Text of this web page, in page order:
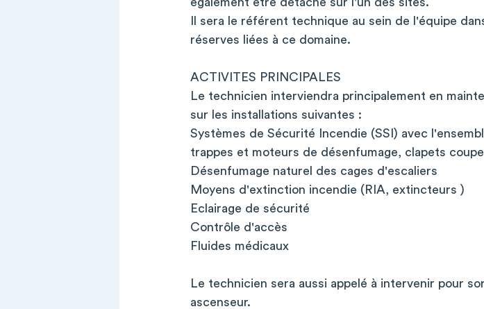
Il sera le référent technique au sein de l'équipe
réserves liées à ce domaine.
ACTIVITES PRINCIPALES
Le technicien interviendra principalement en
sur les installations suivantes :
Systèmes de Sécurité Incendie (SSI) avec
trappes et moteurs de désenfumage, clapets
Désenfumage naturel des cages d'escaliers
Moyens d'extinction incendie (RIA, extincteurs )
Eclairage de sécurité
Contrôle d'accès
Fluides médicaux
Le technicien sera aussi appelé à intervenir pour
ascenseur.